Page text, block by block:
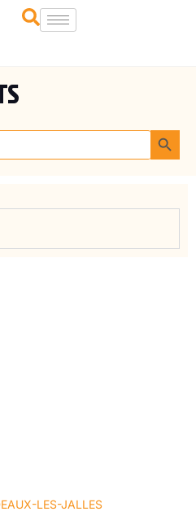
SEARCH
LES-JALLES